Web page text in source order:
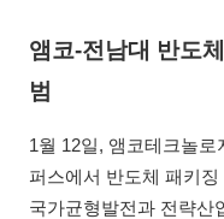
앰코-전남대 반도
범
1월 12일, 앰코테크놀
퍼스에서 반도체 패키
국가균형발전과 전략산